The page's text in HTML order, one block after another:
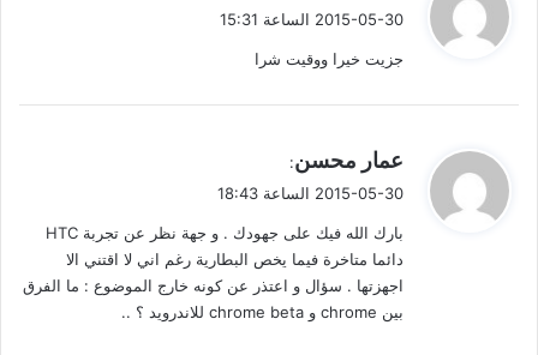
ل
2015-05-30 الساعة 15:31
جزيت خيرا ووقيت شرا
ي
ل
عمار محسن:
2015-05-30 الساعة 18:43
بارك الله فيك على جهودك . و جهة نظر عن تجربة HTC
دائما متاخرة فيما يخص البطارية رغم اني لا اقتني الا
اجهزتها . سؤال و اعتذر عن كونه خارج الموضوع : ما الفرق
بين chrome و chrome beta للاندرويد ؟ ..